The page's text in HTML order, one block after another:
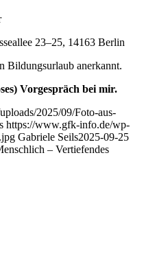
23–25, 14163 Berlin
Bildungsurlaub anerkannt.
Vorgespräch bei mir.
2025/09/Foto-aus-
https://www.gfk-info.de/wp-
Gabriele Seils2025-09-25
– Vertiefendes